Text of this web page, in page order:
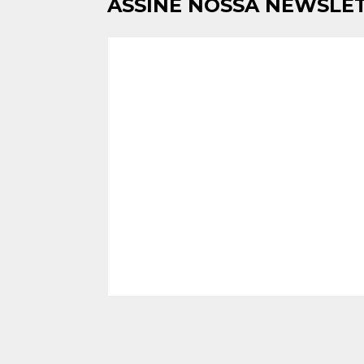
ASSINE NOSSA